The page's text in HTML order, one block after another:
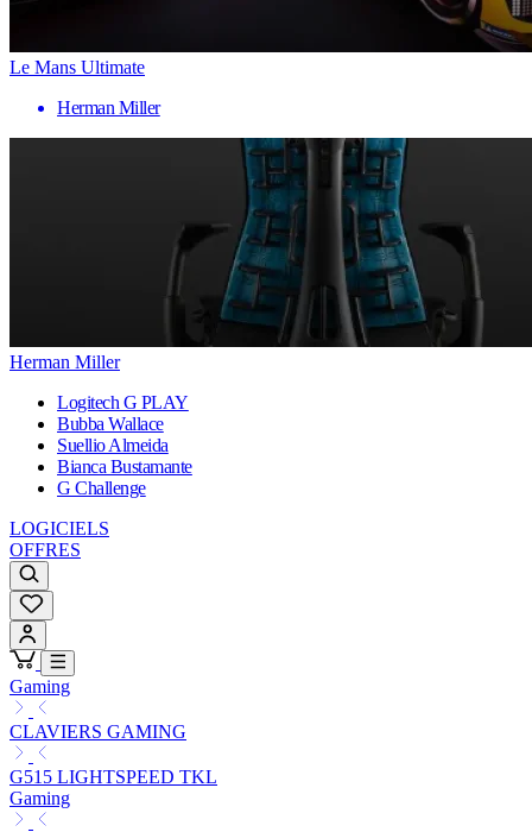
Le Mans Ultimate
Herman Miller
Herman Miller
Logitech G PLAY
Bubba Wallace
Suellio Almeida
Bianca Bustamante
G Challenge
LOGICIELS
OFFRES
Gaming
CLAVIERS GAMING
G515 LIGHTSPEED TKL
Gaming